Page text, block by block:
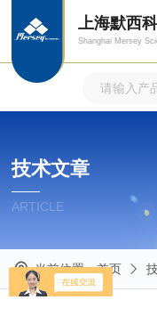
上海默西
Shanghai Mersey
技术文章
ARTICLE
当前位置：首页